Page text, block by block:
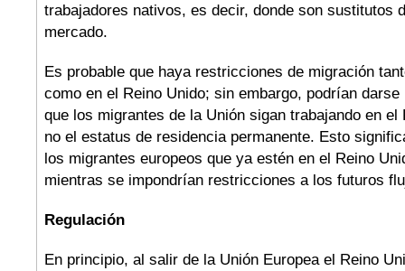
trabajadores nativos, es decir, donde son sustitutos
mercado.
Es probable que haya restricciones de migración
como en el Reino Unido; sin embargo, podrían
que los migrantes de la Unión sigan trabajando en el
no el estatus de residencia permanente. Esto
los migrantes europeos que ya estén en el Reino
mientras se impondrían restricciones a los futuros
Regulación
En principio, al salir de la Unión Europea el Reino